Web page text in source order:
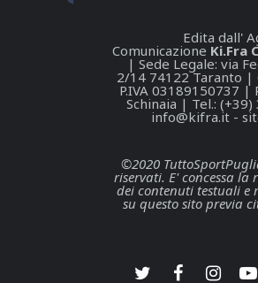
Edita dall'
Comunicazione Ki.Fra
| Sede Legale: via
2/14 74122 Taranto |
P.IVA 03189150737
Schinaia | Tel.:
info@kifra.it -
©2020
riservati. E' concessa
dei contenuti testuali e
su questo sito previa